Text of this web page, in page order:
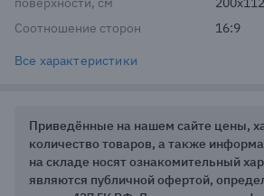
Соотношение сторон
16:9
Все характеристики
Приведённые на нашем сайте цены,
количество товаров, а также
на складе носят ознакомительный
являются публичной офертой,